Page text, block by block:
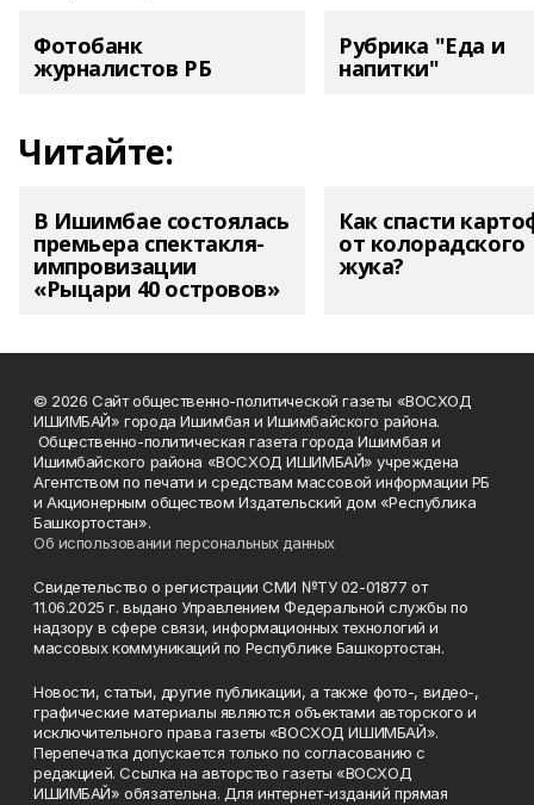
Фотобанк
журналистов РБ
Рубрика "Еда и
напитки"
Читайте:
В Ишимбае состоялась
премьера спектакля-
импровизации
«Рыцари 40 островов»
Как спасти
от колорадского
жука?
© 2026 Сайт общественно-политической газеты «ВОСХОД
ИШИМБАЙ» города Ишимбая и Ишимбайского района.
Общественно-политическая газета города Ишимбая и
Ишимбайского района «ВОСХОД ИШИМБАЙ» учреждена
Агентством по печати и средствам массовой информации РБ
и Акционерным обществом Издательский дом «Республика
Башкортостан».
Об использовании персональных данных
Свидетельство о регистрации СМИ №ТУ 02-01877 от
11.06.2025 г. выдано Управлением Федеральной службы по
надзору в сфере связи, информационных технологий и
массовых коммуникаций по Республике Башкортостан.
Новости, статьи, другие публикации, а также фото-, видео-,
графические материалы являются объектами авторского и
исключительного права газеты «ВОСХОД ИШИМБАЙ».
Перепечатка допускается только по согласованию с
редакцией. Ссылка на авторство газеты «ВОСХОД
ИШИМБАЙ» обязательна. Для интернет-изданий прямая